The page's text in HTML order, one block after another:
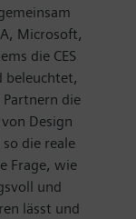
Microsoft,
die CES
beleuchtet,
die
Design
die reale
Frage, wie
und
lässt und